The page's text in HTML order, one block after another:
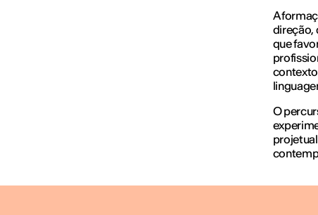
A
direção,
que
O